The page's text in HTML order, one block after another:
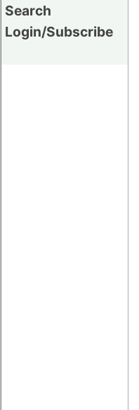
Search
Login/Subscribe